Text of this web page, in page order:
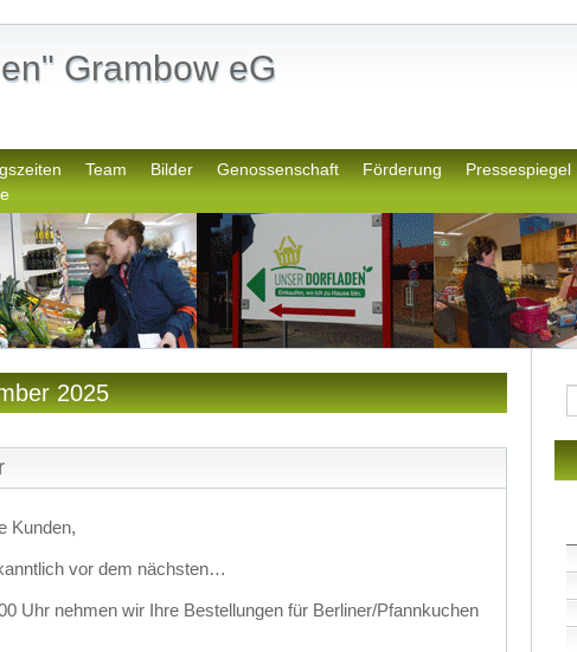
Grambow eG
Team Bilder Genossenschaft Förderung Pressespiegel
2025
Kunden,
vor dem nächsten…
Uhr nehmen wir Ihre Bestellungen für Berliner/Pfannkuchen